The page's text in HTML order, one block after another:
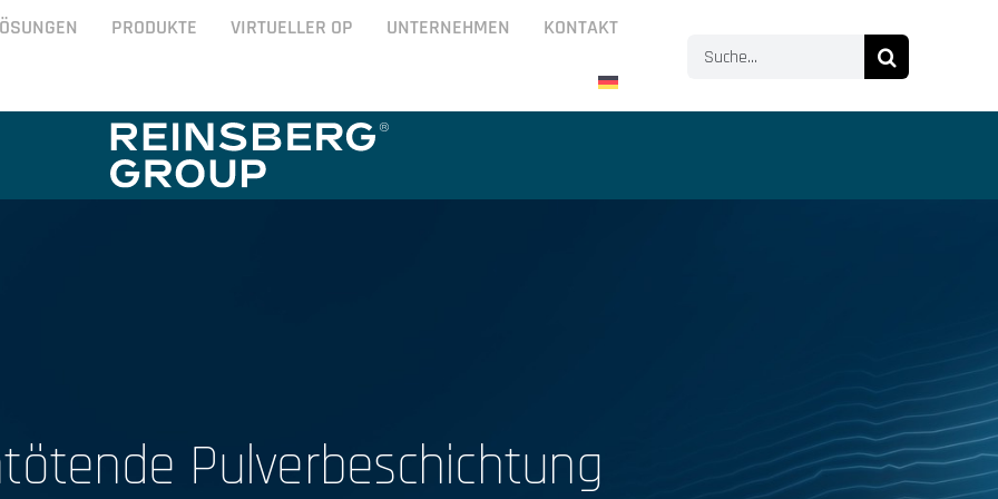
PRODUKTE VIRTUELLER OP UNTERNEHMEN
KONTAKT
Suche
Pulverbeschichtung